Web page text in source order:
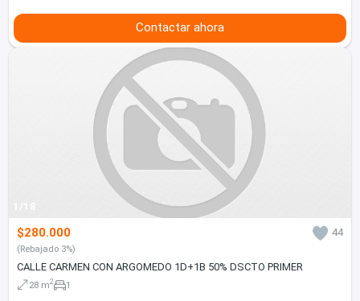
Contactar ahora
1/18
$280.000 44
(Rebajado 3%)
CALLE CARMEN CON ARGOMEDO 1D+1B 50% DSCTO PRIMER
28 m2 1